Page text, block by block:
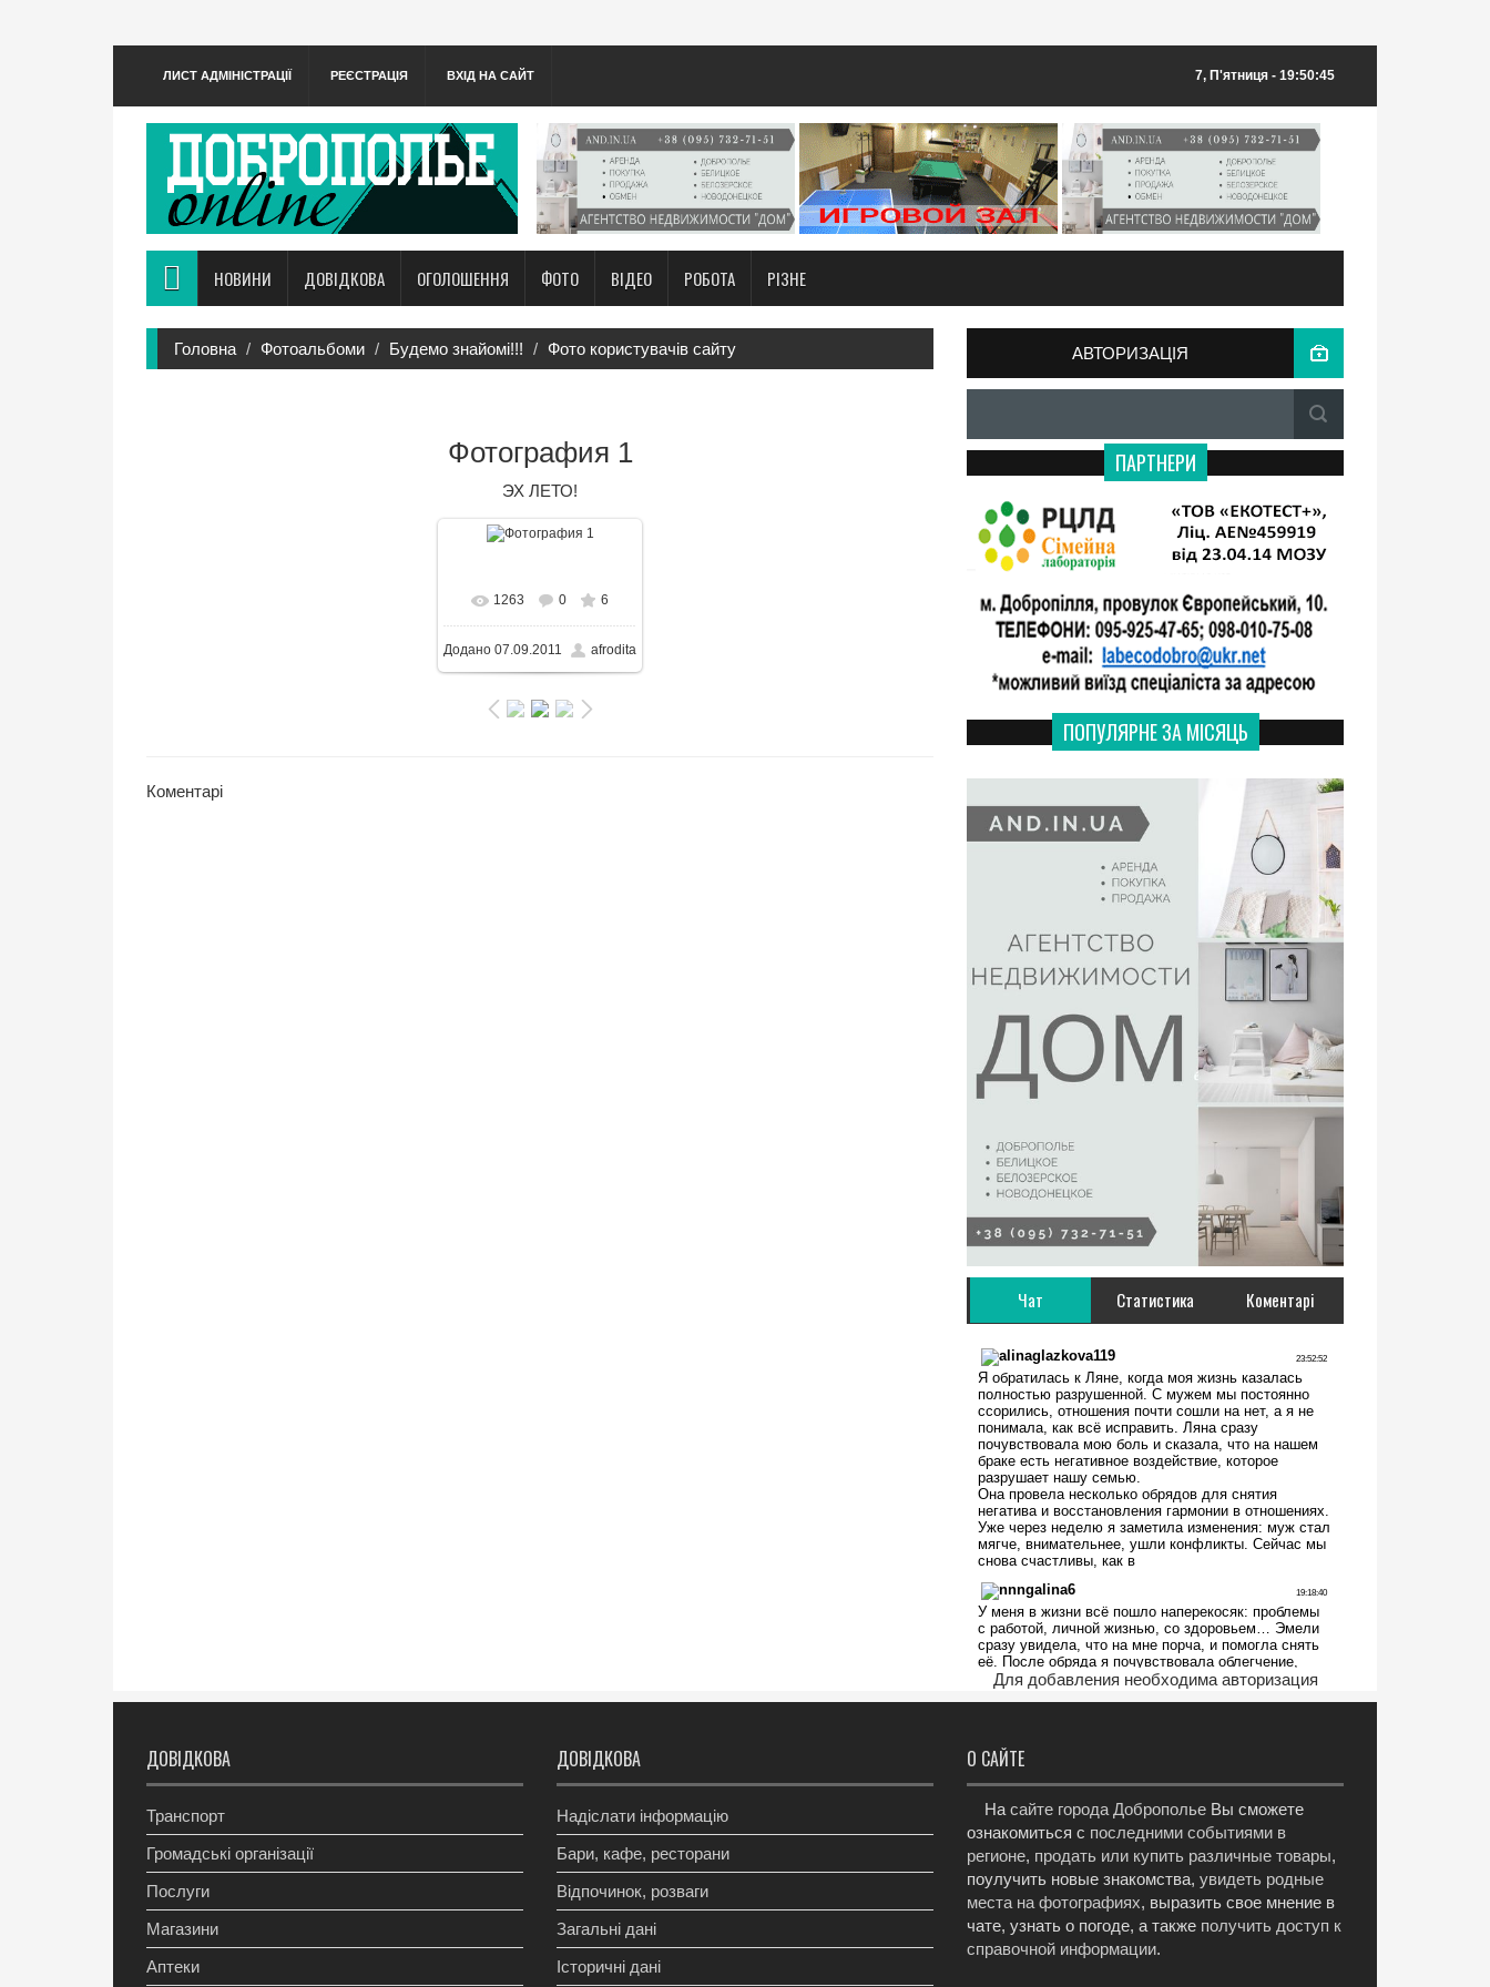
ЛИСТ АДМІНІСТРАЦІЇ РЕЄСТРАЦІЯ ВХІД НА САЙТ 7, П'ятниця - 19:50:45
НОВИНИ ДОВІДКОВА ОГОЛОШЕННЯ ФОТО ВІДЕО РОБОТА РІЗНЕ
Головна Фотоальбоми Будемо знайомі!!! Фото користувачів сайту
Фотография 1
ЭХ ЛЕТО!
640x480/ 86.9KB
1263 0 6
Додано 07.09.2011 afrodita
Коментарі
АВТОРИЗАЦІЯ
ПАРТНЕРИ
ПОПУЛЯРНЕ ЗА МІСЯЦЬ
Чат Статистика Коментарі
Для добавления необходима авторизация
ДОВІДКОВА
Транспорт
Громадські організації
Послуги
Магазини
Аптеки
ДОВІДКОВА
Надіслати інформацію
Бари, кафе, ресторани
Відпочинок, розваги
Загальні дані
Історичні дані
О САЙТЕ
На сайте города Доброполье Вы сможете
ознакомиться с последними событиями в
регионе, продать или купить различные товары,
поулучить новые знакомства, увидеть родные
места на фотографиях, выразить свое мнение в
чате, узнать о погоде, а также получить доступ к
справочной информации.